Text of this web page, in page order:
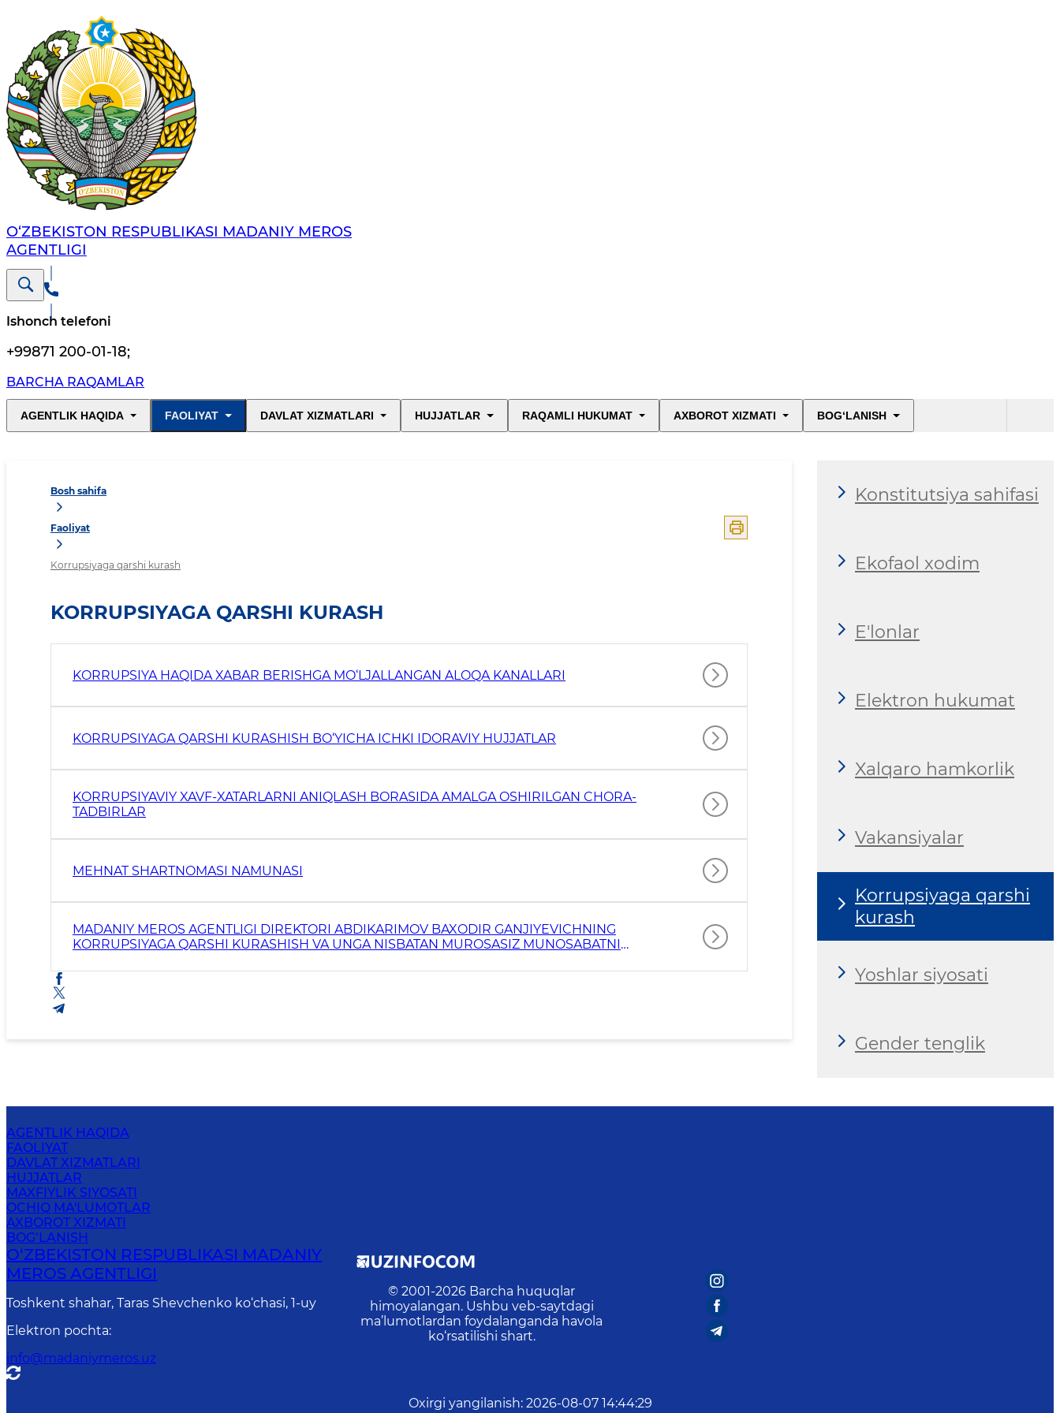
O‘ZBEKISTON RESPUBLIKASI MADANIY MEROS
AGENTLIGI
Ishonch telefoni
+99871 200-01-18;
BARCHA RAQAMLAR
AGENTLIK HAQIDA FAOLIYAT DAVLAT XIZMATLARI HUJJATLAR RAQAMLI HUKUMAT AXBOROT XIZMATI BOG‘LANISH
Bosh sahifa
Faoliyat
Korrupsiyaga qarshi kurash
KORRUPSIYAGA QARSHI KURASH
KORRUPSIYA HAQIDA XABAR BERISHGA MO‘LJALLANGAN ALOQA KANALLARI
KORRUPSIYAGA QARSHI KURASHISH BO‘YICHA ICHKI IDORAVIY HUJJATLAR
KORRUPSIYAVIY XAVF-XATARLARNI ANIQLASH BORASIDA AMALGA OSHIRILGAN CHORA-
TADBIRLAR
MEHNAT SHARTNOMASI NAMUNASI
MADANIY MEROS AGENTLIGI DIREKTORI ABDIKARIMOV BAXODIR GANJIYEVICHNING
KORRUPSIYAGA QARSHI KURASHISH VA UNGA NISBATAN MUROSASIZ MUNOSABATNI
Konstitutsiya sahifasi
Ekofaol xodim
E'lonlar
Elektron hukumat
Xalqaro hamkorlik
Vakansiyalar
Korrupsiyaga qarshi
kurash
Yoshlar siyosati
Gender tenglik
AGENTLIK HAQIDA
FAOLIYAT
DAVLAT XIZMATLARI
HUJJATLAR
MAXFIYLIK SIYOSATI
OCHIQ MA'LUMOTLAR
AXBOROT XIZMATI
BOG‘LANISH
O‘ZBEKISTON RESPUBLIKASI MADANIY
MEROS AGENTLIGI
Toshkent shahar, Taras Shevchenko ko‘chasi, 1-uy
Elektron pochta:
info@madaniymeros.uz
© 2001-2026 Barcha huquqlar
himoyalangan. Ushbu veb-saytdagi
ma’lumotlardan foydalanganda havola
ko‘rsatilishi shart.
Oxirgi yangilanish: 2026-08-07 14:44:29